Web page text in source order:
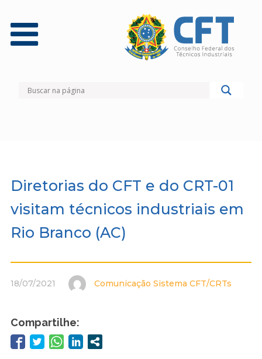
Diretorias do CFT e do CRT-01
visitam técnicos industriais em
Rio Branco (AC)
18/07/2021 Comunicação Sistema CFT/CRTs
Compartilhe: